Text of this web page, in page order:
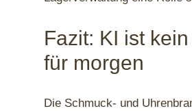
Fazit: KI ist
für morgen
Die Schmuck- und